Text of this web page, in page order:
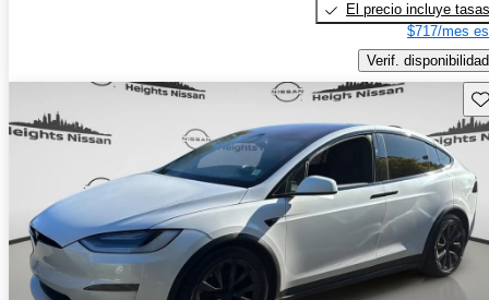
El precio incluye tasas
$717/mes
Verif. disponibilidad